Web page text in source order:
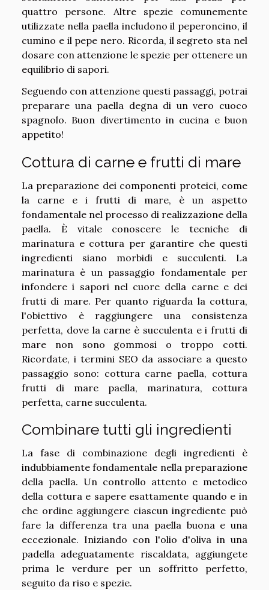
quattro persone. Altre spezie comunemente
utilizzate nella paella includono il peperoncino, il
cumino e il pepe nero. Ricorda, il segreto sta nel
dosare con attenzione le spezie per ottenere un
equilibrio di sapori.
Seguendo con attenzione questi passaggi, potrai
preparare una paella degna di un vero cuoco
spagnolo. Buon divertimento in cucina e buon
appetito!
Cottura di carne e frutti di mare
La preparazione dei componenti proteici, come
la carne e i frutti di mare, è un aspetto
fondamentale nel processo di realizzazione della
paella. È vitale conoscere le tecniche di
marinatura e cottura per garantire che questi
ingredienti siano morbidi e succulenti. La
marinatura è un passaggio fondamentale per
infondere i sapori nel cuore della carne e dei
frutti di mare. Per quanto riguarda la cottura,
l'obiettivo è raggiungere una consistenza
perfetta, dove la carne è succulenta e i frutti di
mare non sono gommosi o troppo cotti.
Ricordate, i termini SEO da associare a questo
passaggio sono: cottura carne paella, cottura
frutti di mare paella, marinatura, cottura
perfetta, carne succulenta.
Combinare tutti gli ingredienti
La fase di combinazione degli ingredienti è
indubbiamente fondamentale nella preparazione
della paella. Un controllo attento e metodico
della cottura e sapere esattamente quando e in
che ordine aggiungere ciascun ingrediente può
fare la differenza tra una paella buona e una
eccezionale. Iniziando con l'olio d'oliva in una
padella adeguatamente riscaldata, aggiungete
prima le verdure per un soffritto perfetto,
seguito da riso e spezie.